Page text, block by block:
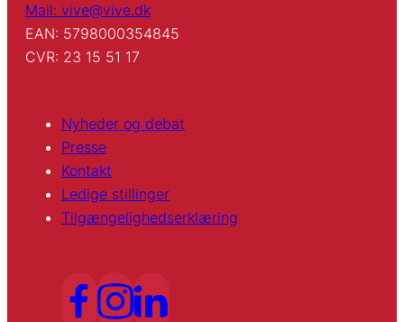
Mail: vive@vive.dk
EAN: 5798000354845
CVR: 23 15 51 17
Nyheder og debat
Presse
Kontakt
Ledige stillinger
Tilgængelighedserklæring